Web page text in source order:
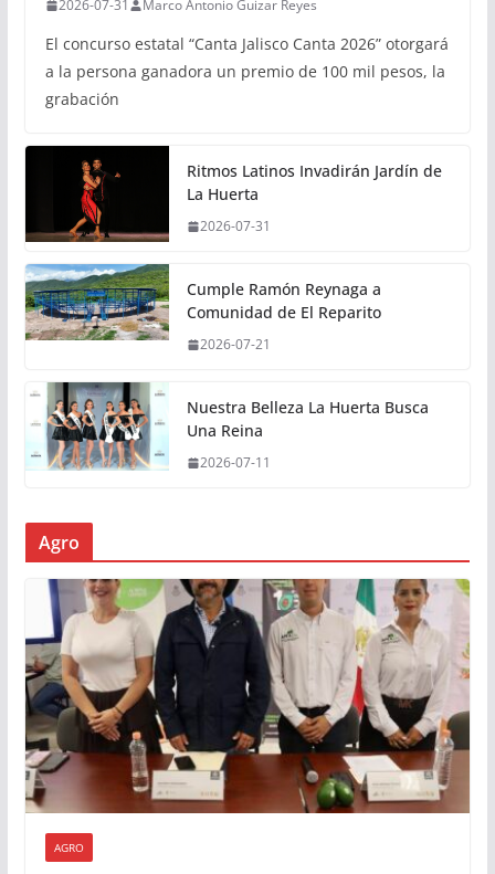
2026-07-31 Marco Antonio Guizar Reyes
El concurso estatal “Canta Jalisco Canta 2026” otorgará
a la persona ganadora un premio de 100 mil pesos, la
grabación
Ritmos Latinos Invadirán Jardín de
La Huerta
2026-07-31
Cumple Ramón Reynaga a
Comunidad de El Reparito
2026-07-21
Nuestra Belleza La Huerta Busca
Una Reina
2026-07-11
Agro
AGRO